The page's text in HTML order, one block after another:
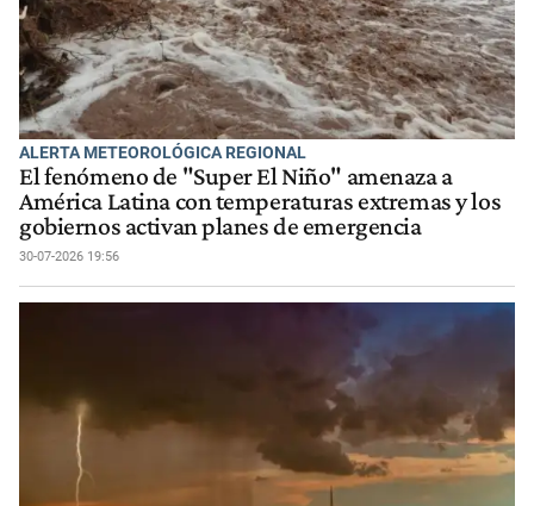
ALERTA METEOROLÓGICA REGIONAL
El fenómeno de "Super El Niño" amenaza a
América Latina con temperaturas extremas y los
gobiernos activan planes de emergencia
30-07-2026 19:56